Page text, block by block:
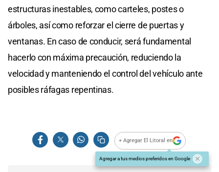
estructuras inestables, como carteles, postes o
árboles, así como reforzar el cierre de puertas y
ventanas. En caso de conducir, será fundamental
hacerlo con máxima precaución, reduciendo la
velocidad y manteniendo el control del vehículo ante
posibles ráfagas repentinas.
+ Agregar El Litoral en
Agregar a tus medios preferidos en Google